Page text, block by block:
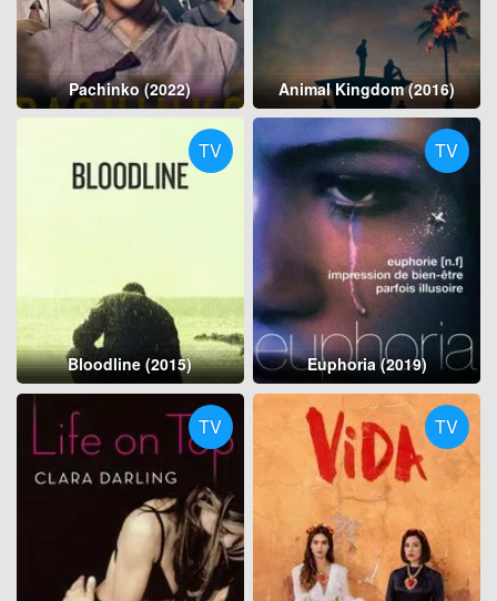
Pachinko (2022) Animal Kingdom (2016)
TV
Bloodline (2015)
TV
Euphoria (2019)
TV TV